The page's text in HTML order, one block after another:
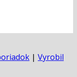
| Vyrobil